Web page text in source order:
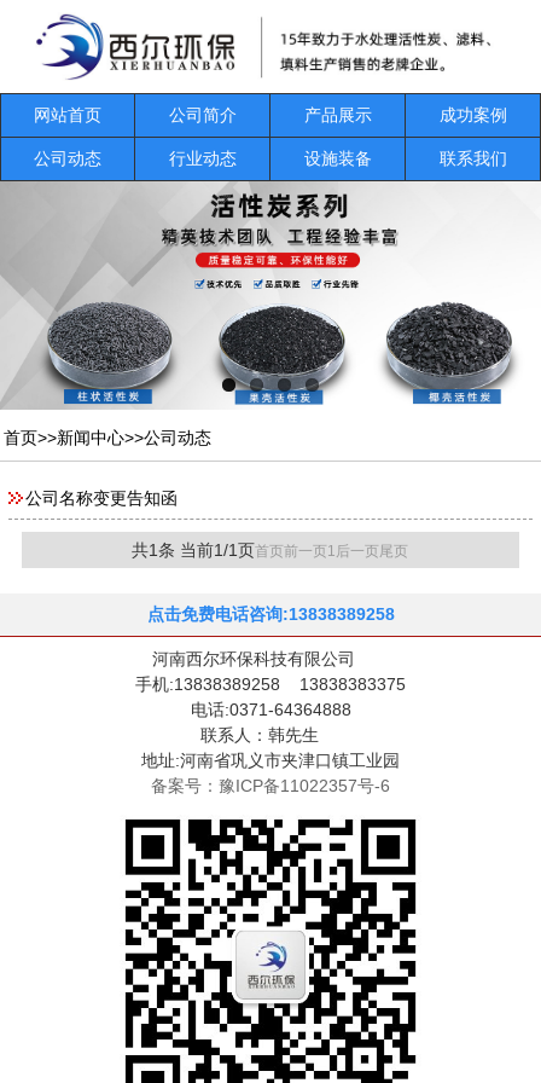
网站首页 公司简介 产品展示 成功案例
公司动态 行业动态 设施装备 联系我们
首页>>新闻中心>>公司动态
公司名称变更告知函
共1条 当前1/1页首页前一页1后一页尾页
点击免费电话咨询:13838389258
河南西尔环保科技有限公司
手机:13838389258 13838383375
电话:0371-64364888
联系人：韩先生
地址:河南省巩义市夹津口镇工业园
备案号：豫ICP备11022357号-6